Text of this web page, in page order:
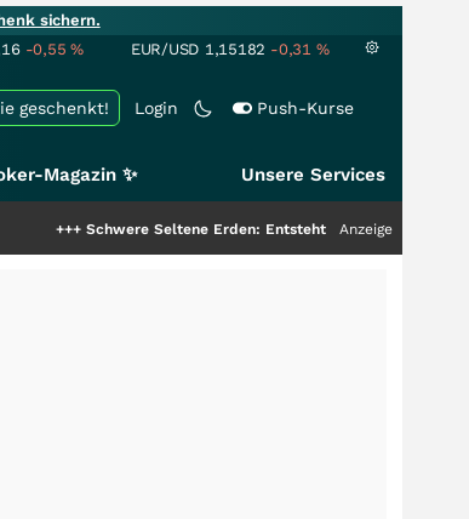
sichern.
-0,55% EUR/USD 1,15182 -0,31 %
Login Push-Kurse
geschenkt!
Magazin ✨ Unsere Services
Schwere Seltene Erden: Entsteht hier die nächste
Anzeige